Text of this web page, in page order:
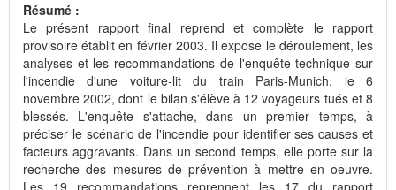
Résumé :
Le présent rapport final reprend et complète le rapport
provisoire établit en février 2003. Il expose le déroulement, les
analyses et les recommandations de l'enquête technique sur
l'incendie d'une voiture-lit du train Paris-Munich, le 6
novembre 2002, dont le bilan s'élève à 12 voyageurs tués et 8
blessés. L'enquête s'attache, dans un premier temps, à
préciser le scénario de l'incendie pour identifier ses causes et
facteurs aggravants. Dans un second temps, elle porte sur la
recherche des mesures de prévention à mettre en oeuvre.